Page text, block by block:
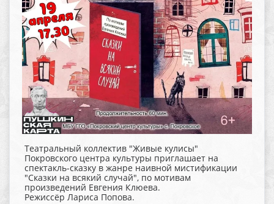
Театральный коллектив "Живые кулисы"
Покровского центра культуры приглашает на
спектакль-сказку в жанре наивной мистификации
"Сказки на всякий случай", по мотивам
произведений Евгения Клюева.
Режиссёр Лариса Попова.